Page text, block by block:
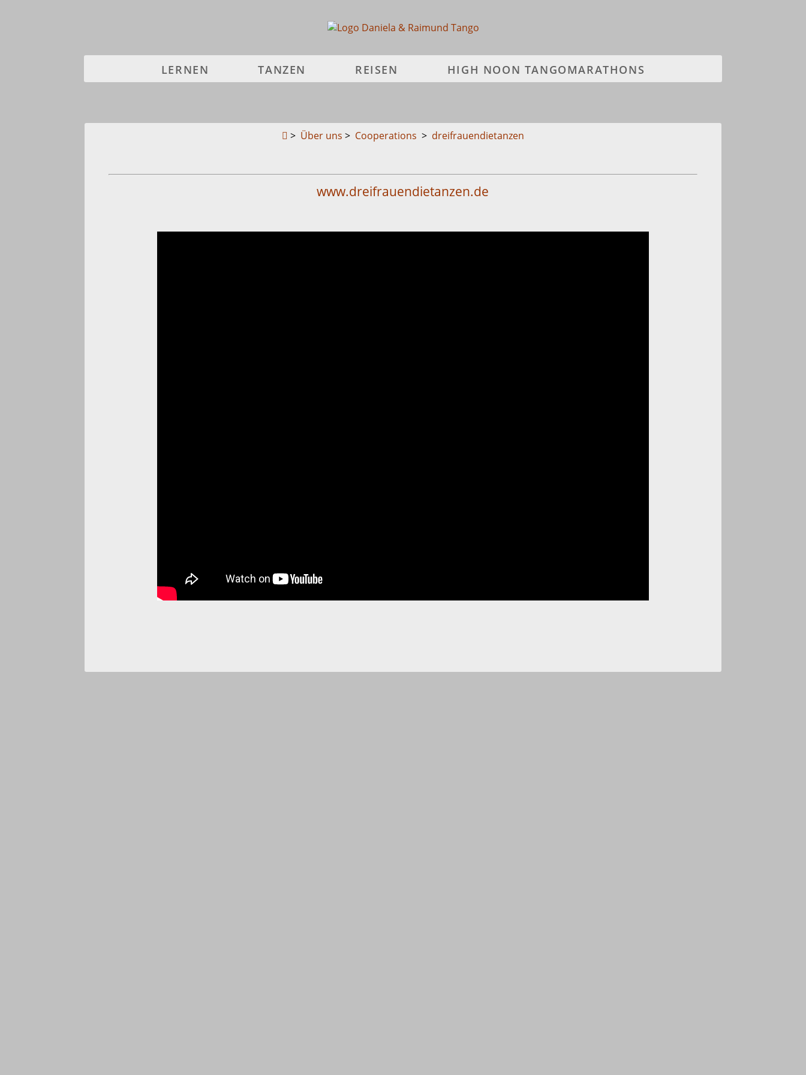
LERNEN TANZEN REISEN HIGH NOON TANGOMARATHONS
> Über uns > Cooperations > dreifrauendietanzen
www.dreifrauendietanzen.de